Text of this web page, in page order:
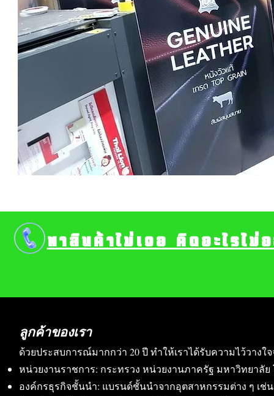
ลูกค้าของเรา
ด้วยประสบการณ์มากกว่า 20 ปี ทำให้เราได้รับความไว้วา
หน่วยงานราชการ: กระทรวง หน่วยงานภาครัฐ มหาวิทยาลัย
องค์กรธุรกิจชั้นนำ: แบรนด์ชั้นนำจากอุตสาหกรรมต่าง ๆ เช่
หาสินค้าไม่เจอ คิดอะไรไ